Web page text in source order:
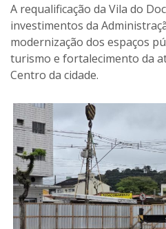
A requalificação da Vila do
investimentos da
modernização dos espaços
turismo e fortalecimento da
Centro da cidade.